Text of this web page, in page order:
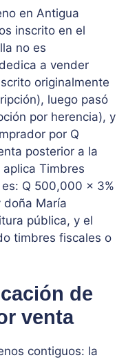
en Antigua
inscrito en el
no es
a vender
originalmente
luego pasó
por herencia), y
por Q
posterior a la
Timbres
Q 500,000 × 3%
doña María
pública, y el
timbres fiscales o
de
venta
contiguos: la